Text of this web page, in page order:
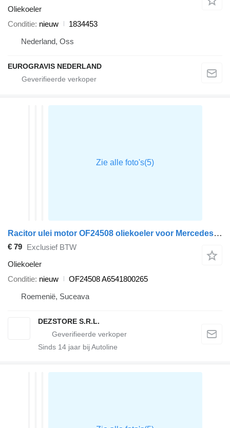
Oliekoeler
Conditie nieuw
1834453
Nederland, Oss
EUROGRAVIS NEDERLAND
Racitor ulei motor OF24508 oliekoeler voor Mercedes-Benz E CLASS trekker
€ 79 Exclusief BTW
Oliekoeler
Conditie nieuw
OF24508 A6541800265
Roemenië, Suceava
DEZSTORE S.R.L.
Sinds 14 jaar bij Autoline